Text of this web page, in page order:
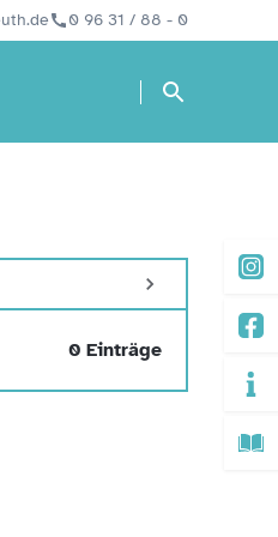
0 96 31 / 88 - 0
0 Einträge